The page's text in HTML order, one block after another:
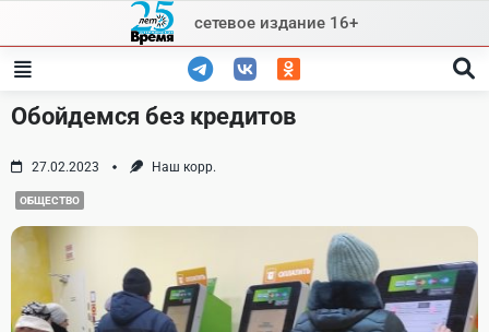
content
сетевое издание 16+
Обойдемся без кредитов
27.02.2023 Наш корр.
ОБЩЕСТВО